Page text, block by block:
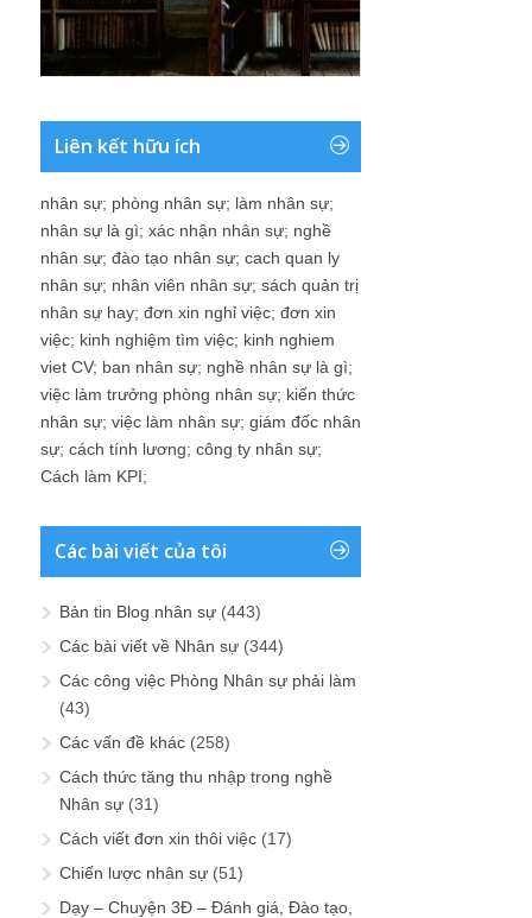
Liên kết hữu ích
nhân sự; phòng nhân sự; làm nhân sự;
nhân sự là gì; xác nhận nhân sự; nghề
nhân sự; đào tạo nhân sự; cach quan ly
nhân sự; nhân viên nhân sự; sách quản trị
nhân sự hay; đơn xin nghỉ việc; đơn xin
việc; kinh nghiệm tìm việc; kinh nghiem
viet CV; ban nhân sự; nghề nhân sự là gì;
việc làm trưởng phòng nhân sự; kiến thức
nhân sự; việc làm nhân sự; giám đốc nhân
sự; cách tính lương; công ty nhân sự;
Cách làm KPI;
Các bài viết của tôi
Bản tin Blog nhân sự (443)
Các bài viết về Nhân sự (344)
Các công việc Phòng Nhân sự phải làm
(43)
Các vấn đề khác (258)
Cách thức tăng thu nhập trong nghề
Nhân sự (31)
Cách viết đơn xin thôi việc (17)
Chiến lược nhân sự (51)
Dạy – Chuyện 3Đ – Đánh giá, Đào tạo,